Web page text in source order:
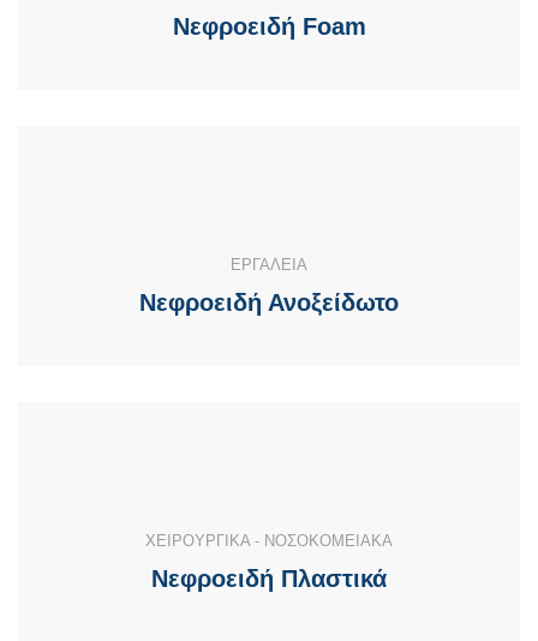
Νεφροειδή Foam
ΕΡΓΑΛΕΙΑ
Νεφροειδή Ανοξείδωτο
ΧΕΙΡΟΥΡΓΙΚΑ - ΝΟΣΟΚΟΜΕΙΑΚΑ
Νεφροειδή Πλαστικά